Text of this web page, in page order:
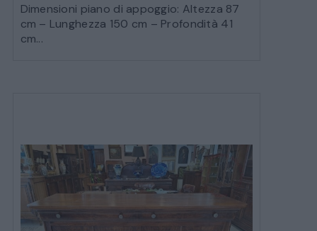
Dimensioni piano di appoggio: Altezza 87
cm – Lunghezza 150 cm – Profondità 41
cm...